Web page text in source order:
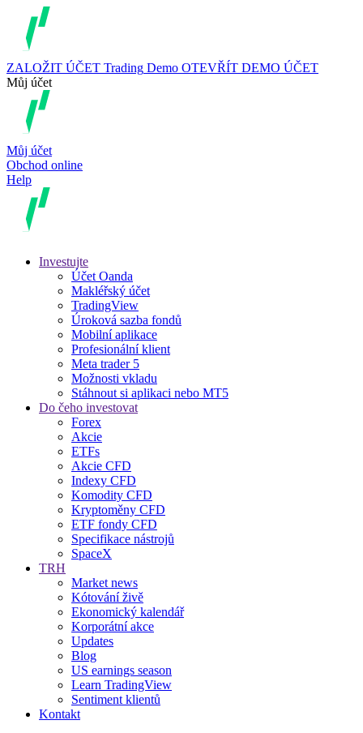
ZALOŽIT ÚČET Trading Demo OTEVŘÍT DEMO ÚČET
Můj účet
Můj účet
Obchod online
Help
Investujte
Účet Oanda
Makléřský účet
TradingView
Úroková sazba fondů
Mobilní aplikace
Profesionální klient
Meta trader 5
Možnosti vkladu
Stáhnout si aplikaci nebo MT5
Do čeho investovat
Forex
Akcie
ETFs
Akcie CFD
Indexy CFD
Komodity CFD
Kryptoměny CFD
ETF fondy CFD
Specifikace nástrojů
SpaceX
TRH
Market news
Kótování živě
Ekonomický kalendář
Korporátní akce
Updates
Blog
US earnings season
Learn TradingView
Sentiment klientů
Kontakt